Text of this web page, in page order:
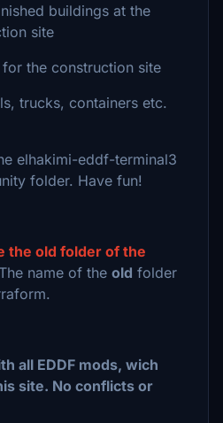
buildings at the
site
the construction site
trucks, containers etc.
elhakimi-eddf-terminal3
folder. Have fun!
the old folder of the
name of the old folder
all EDDF mods, wich
site. No conflicts or